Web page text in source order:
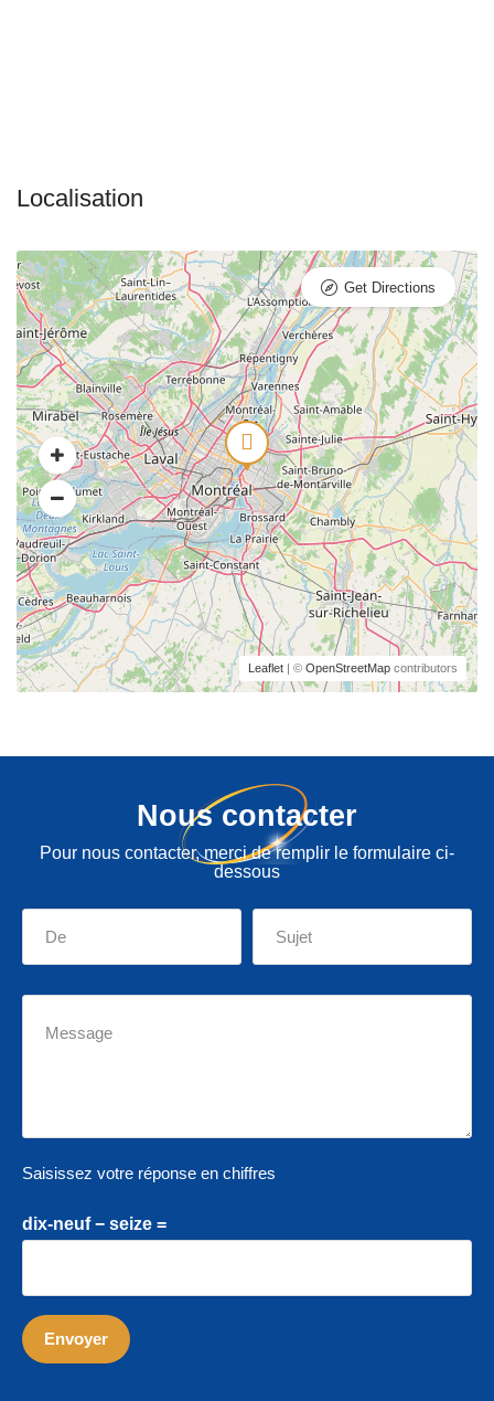
Leaflet | © OpenStreetMap contributors
Get Directions
Nous contacter
Pour nous contacter, merci de remplir le formulaire ci-
dessous
Saisissez votre réponse en chiffres
dix-neuf − seize =